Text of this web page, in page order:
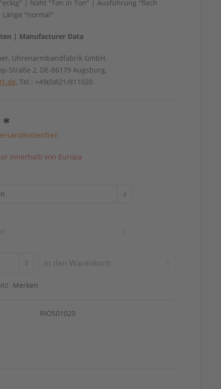
| Naht "Ton in Ton" | Ausführung "flach
"normal"
| Manufacturer Data
Uhrenarmbandfabrik GmbH,
Straße 2, DE-86179 Augsburg,
, Tel.: +49(0)821/811020
*
innerhalb von Europa
In den Warenkorb
Merken
RIOS01020